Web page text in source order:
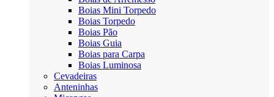
Boias Mini Torpedo
Boias Torpedo
Boias Pão
Boias Guia
Boias para Carpa
Boias Luminosa
Cevadeiras
Anteninhas